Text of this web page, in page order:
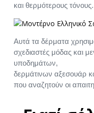
και θερμότερους τόνους.
Αυτά τα δέρματα
σχεδιαστές μόδας και
υποδημάτων,
δερμάτινων αξεσουάρ
που αναζητούν οι